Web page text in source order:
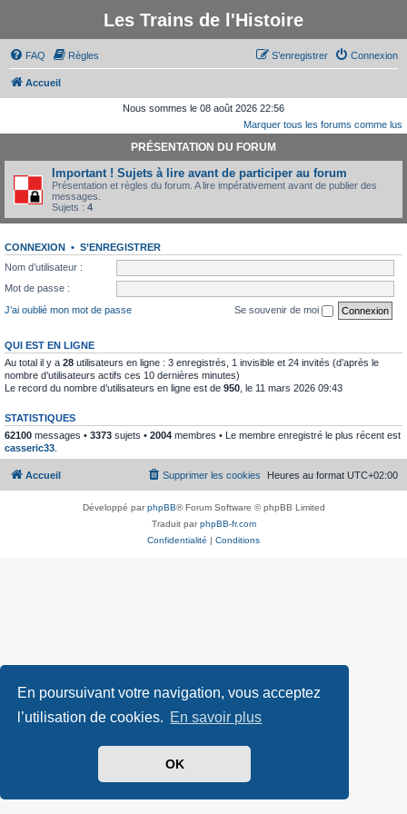
En poursuivant votre navigation, vous acceptez
l’utilisation de cookies. En savoir plus
OK
Les Trains de l'Histoire
FAQ Règles Connexion
S’enregistrer
Accueil
Nous sommes le 08 août 2026 22:56
Marquer tous les forums comme lus
PRÉSENTATION DU FORUM
Important ! Sujets à lire avant de participer au forum
Présentation et règles du forum. A lire impérativement avant de publier des
messages.
Sujets : 4
CONNEXION • S’ENREGISTRER
Nom d’utilisateur :
Mot de passe :
J’ai oublié mon mot de passe
Se souvenir de moi
QUI EST EN LIGNE
Au total il y a 28 utilisateurs en ligne : 3 enregistrés, 1 invisible et 24 invités (d’après le
nombre d’utilisateurs actifs ces 10 dernières minutes)
Le record du nombre d’utilisateurs en ligne est de 950 , le 11 mars 2026 09:43
STATISTIQUES
62100 messages • 3373 sujets • 2004 membres • Le membre enregistré le plus récent est
casseric33
Accueil Heures au format UTC+02:00
Supprimer les cookies
Développé parphpBB® Forum Software © phpBB Limited
Traduit parphpBB-fr.com
Confidentialité | Conditions